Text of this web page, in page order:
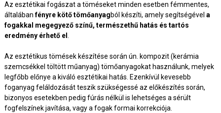
Az esztétikai fogászat a töméseket minden esetben fémmentes,
általábanfényre kötő tömőanyagból készíti, amely segítségével a
fogakkal megegyező színű, természethű hatás és tartós
eredmény érhető el .
Az esztétikus tömések készítése során ún. kompozit (kerámia
szemcsékkel töltött műanyag) tömőanyagokat használunk, melyek
legfőbb előnye a kiváló esztétikai hatás. Ezenkívül kevesebb
foganyag feláldozását teszik szükségessé az előkészítés során,
bizonyos esetekben pedig fúrás nélkül is lehetséges a sérült
fogfelszínek javítása, vagy a fogak formai korrekciója.